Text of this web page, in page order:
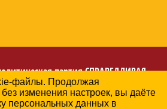
партияСПРАВЕДЛИВАЯ
РОССИЯ
партии в Калужской области
файлы. Продолжая
изменения настроек, вы даёте
персональных данных в